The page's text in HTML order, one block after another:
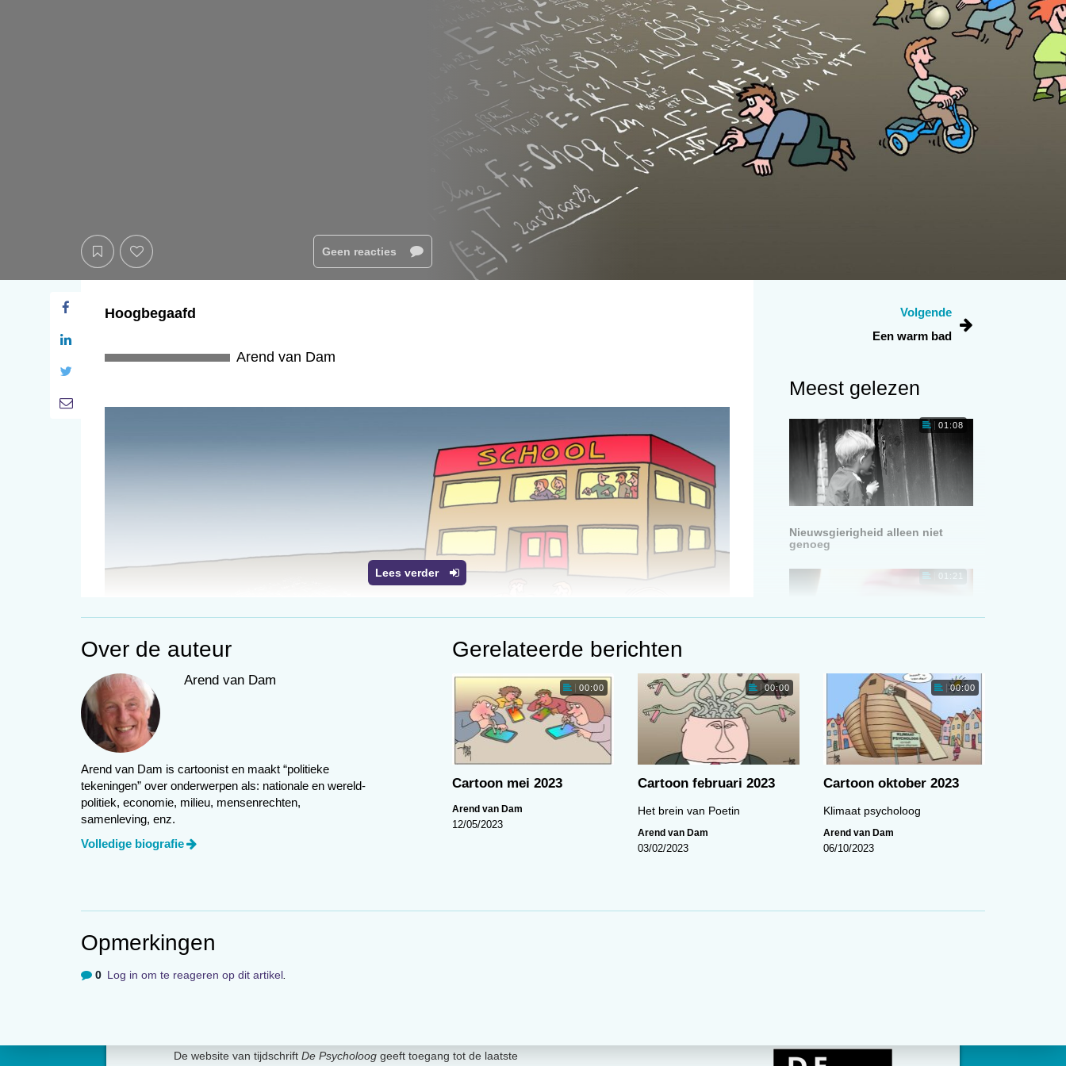
Geen reacties
Lees verder
Hoogbegaafd
Arend van Dam
Volgende
Een warm bad
Meest gelezen
01:08
Nieuwsgierigheid alleen niet
genoeg
01:21
Langer slapen leidt tot betere
schoolprestaties
00:00
Cartoon van de maand (maart)
Over de auteur
Arend van Dam
Arend van Dam is cartoonist en maakt “politieke
tekeningen” over onderwerpen als: nationale en wereld-
politiek, economie, milieu, mensenrechten,
samenleving, enz.
Volledige biografie
Gerelateerde berichten
00:00
Cartoon mei 2023
Arend van Dam
12/05/2023
00:00
Cartoon februari 2023
Het brein van Poetin
Arend van Dam
03/02/2023
00:00
Cartoon oktober 2023
Klimaat psycholoog
Arend van Dam
06/10/2023
Opmerkingen
0 Log in om te reageren op dit artikel
De website van tijdschrift De Psycholoog geeft toegang tot de laatste